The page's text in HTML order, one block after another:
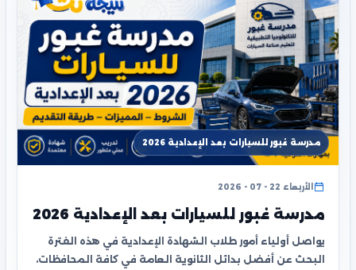
مدرسة غبور للسيارات بعد الإعدادية 2026
الأربعاء 22 - 07 - 2026
مدرسة غبور للسيارات بعد الإعدادية 2026
يواصل أولياء أمور طلاب الشهادة الإعدادية في هذه الفترة
البحث عن أفضل بدائل الثانوية العامة في كافة المحافظات،